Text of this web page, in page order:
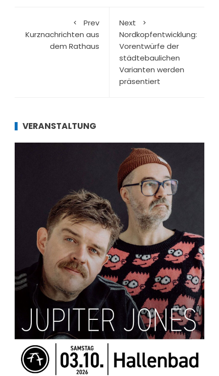
Prev
Kurznachrichten aus
dem Rathaus
Next
Nordkopfentwicklung:
Vorentwürfe der
städtebaulichen
Varianten werden
präsentiert
VERANSTALTUNG